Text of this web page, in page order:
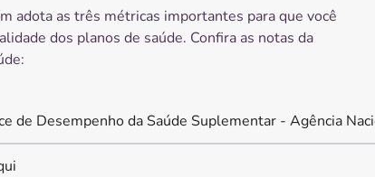
adota as três métricas importantes para que você
dos planos de saúde. Confira as notas da
:
de Desempenho da Saúde Suplementar - Agência